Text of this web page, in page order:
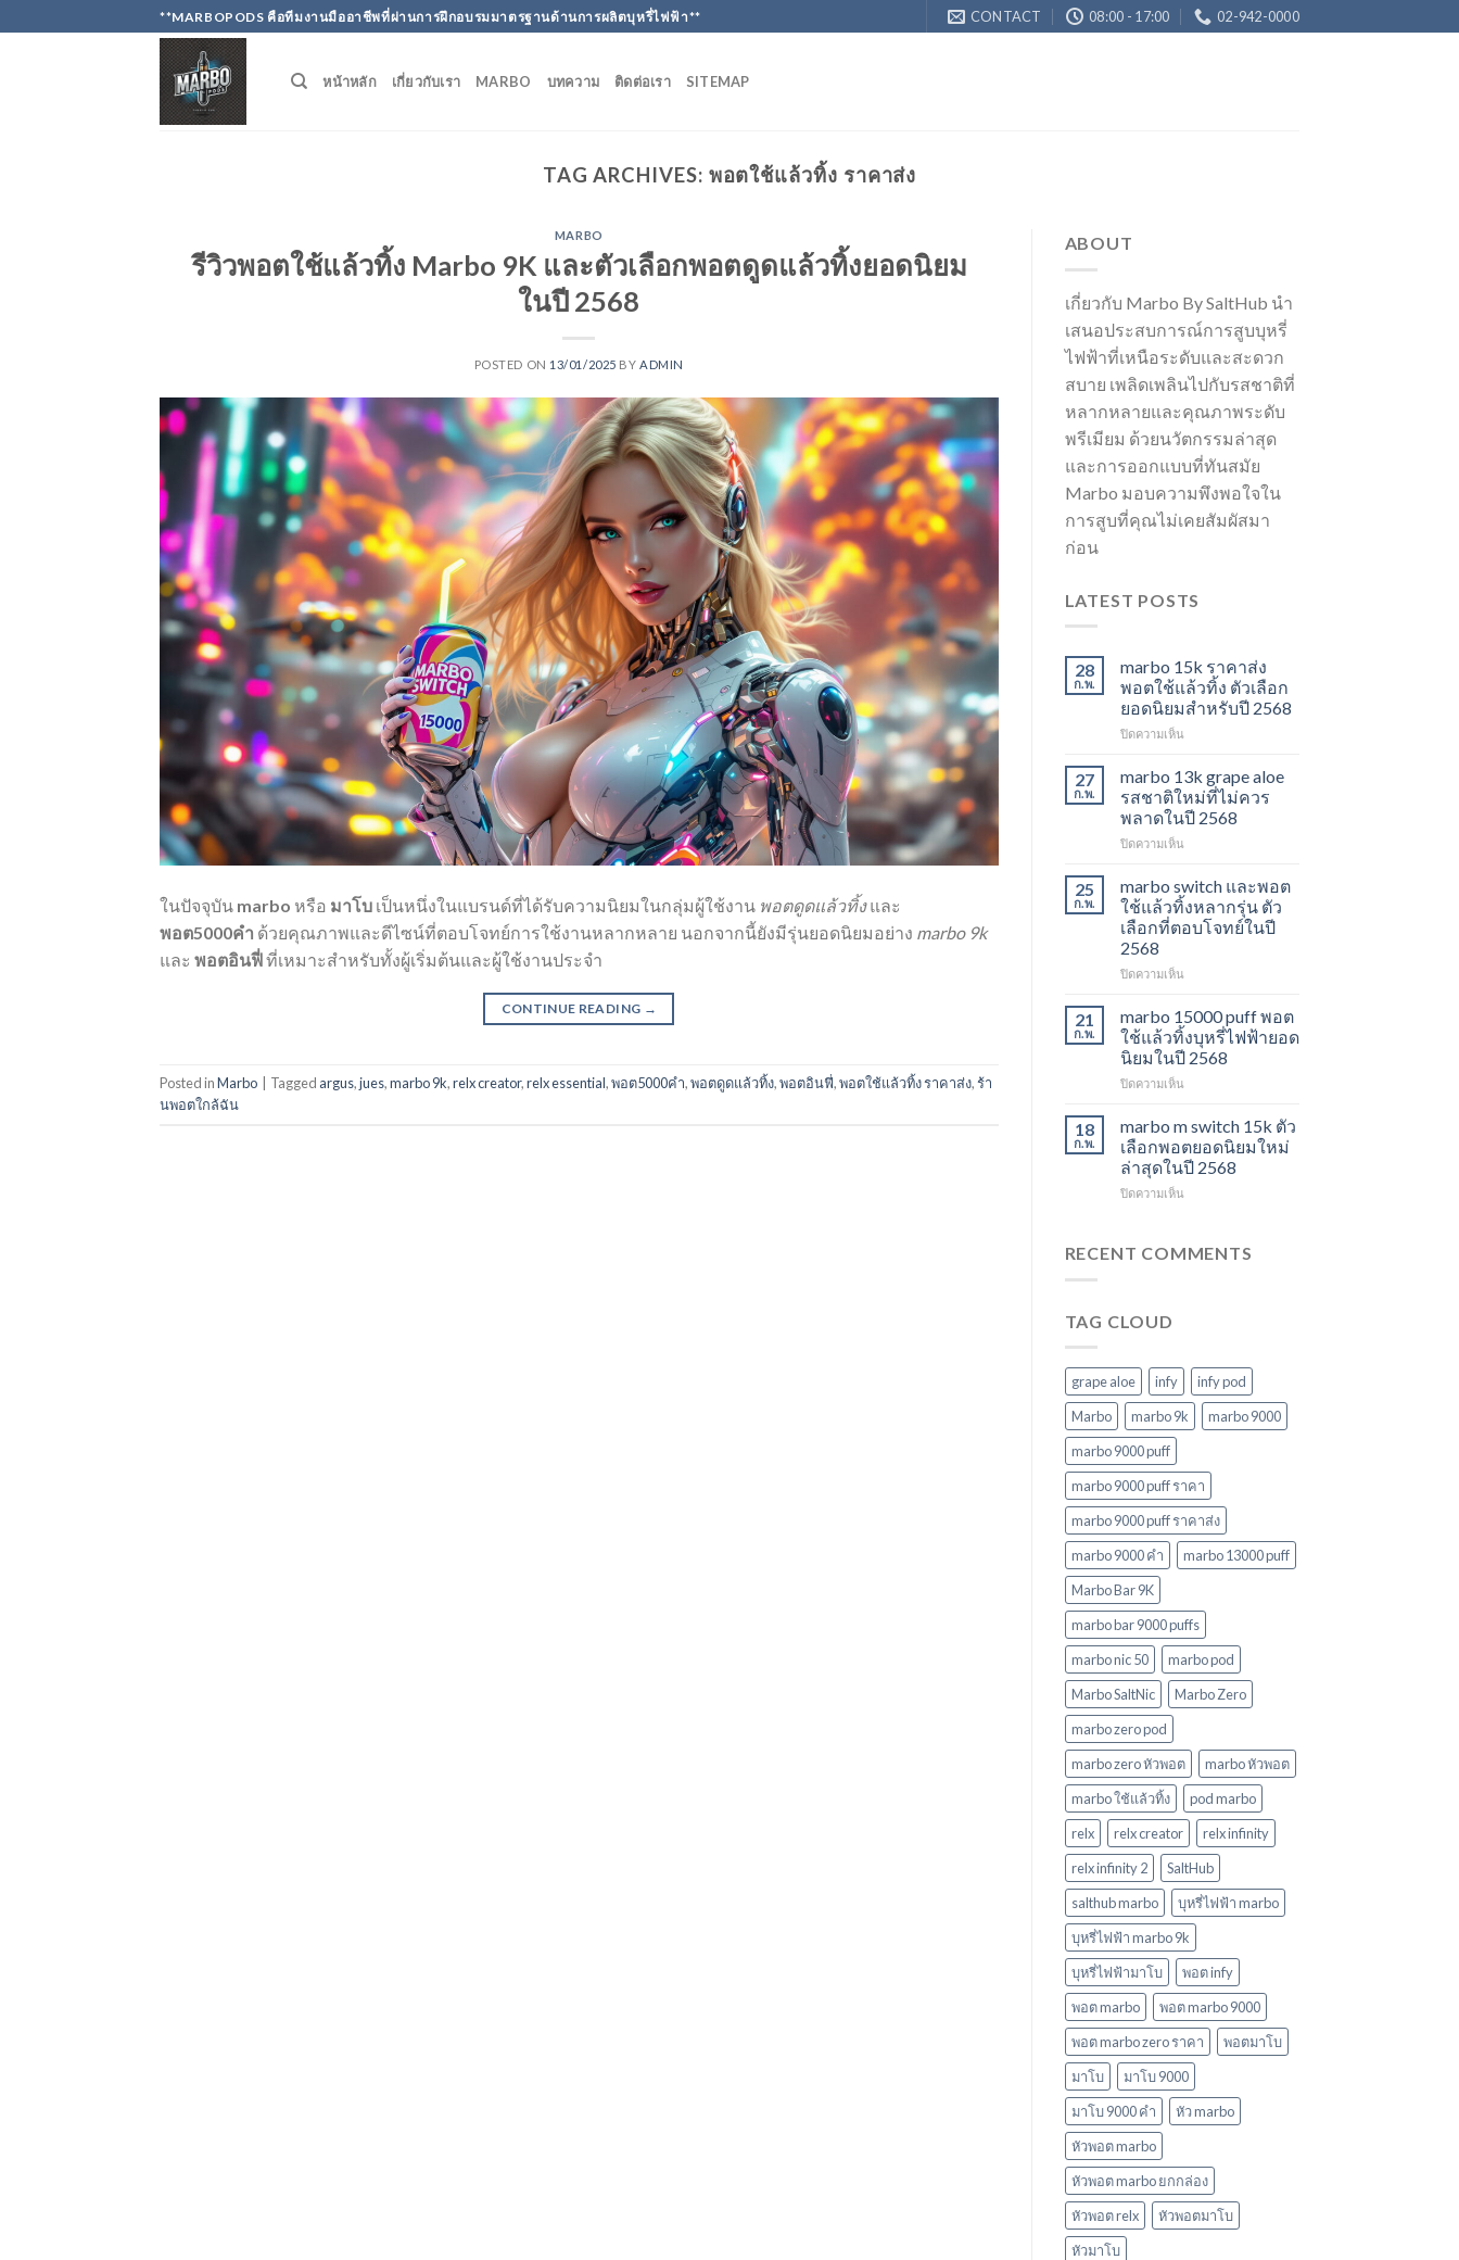
to
**MARBOPODS คือทีมงานมืออาชีพที่ผ่านการฝึกอบรมมาตรฐานด้านการผลิตบุหรี่ไฟฟ้า** CONTACT 08:00 - 17:00 02-942-0000
หน้าหลัก เกี่ยวกับเรา MARBO บทความ ติดต่อเรา SITEMAP
TAG ARCHIVES: พอตใช้แล้วทิ้ง ราคาส่ง
MARBO
รีวิวพอตใช้แล้วทิ้ง Marbo 9K และตัวเลือกพอตดูดแล้วทิ้งยอดนิยม
ในปี 2568
POSTED ON 13/01/2025 BYADMIN
ในปัจจุบัน marbo หรือ มาโบ เป็นหนึ่งในแบรนด์ที่ได้รับความนิยมในกลุ่มผู้ใช้งาน พอตดูดแล้วทิ้งและ
พอต5000คํา ด้วยคุณภาพและดีไซน์ที่ตอบโจทย์การใช้งานหลากหลาย นอกจากนี้ยังมีรุ่นยอดนิยมอย่าง marbo 9k
และ พอตอินฟี่ที่เหมาะสำหรับทั้งผู้เริ่มต้นและผู้ใช้งานประจำ
CONTINUE READING →
Posted inMarbo Tagged argus,jues,marbo 9k,relx creator,relx essential,พอต5000คํา,พอตดูดแล้วทิ้ง,พอตอินฟี่,พอตใช้แล้วทิ้ง ราคาส่ง,ร้า
นพอตใกล้ฉัน
ABOUT
เกี่ยวกับ Marbo By SaltHub นำ
เสนอประสบการณ์การสูบบุหรี่
ไฟฟ้าที่เหนือระดับและสะดวก
สบาย เพลิดเพลินไปกับรสชาติที่
หลากหลายและคุณภาพระดับ
พรีเมียม ด้วยนวัตกรรมล่าสุด
และการออกแบบที่ทันสมัย
Marbo มอบความพึงพอใจใน
การสูบที่คุณไม่เคยสัมผัสมา
ก่อน
LATEST POSTS
28
ก.พ.
marbo 15k ราคาส่ง
พอตใช้แล้วทิ้ง ตัวเลือก
ยอดนิยมสำหรับปี 2568
ปิดความเห็นบน
15k
ราคา
ส่ง
พอต
ใช้
ทิ้ง
ตัว
เลือก
ยอด
สำหรับ
2568
27
ก.พ.
marbo 13k grape aloe
รสชาติใหม่ที่ไม่ควร
พลาดในปี 2568
ปิดความเห็นบน
13k
grape
aloe
รสชาติ
ควร
พลาด
ในปี
2568
25
ก.พ.
marbo switch และพอต
ใช้แล้วทิ้งหลากรุ่น ตัว
เลือกที่ตอบโจทย์ในปี
2568
ปิดความเห็นบน
switch
และ
พอต
ใช้
แล้ว
ตัว
เลือก
ที่
ในปี
21
ก.พ.
marbo 15000 puff พอต
ใช้แล้วทิ้งบุหรี่ไฟฟ้ายอด
นิยมในปี 2568
ปิดความเห็นบน
15000
พอต
ใช้
แล้ว
ไฟฟ้า
18
ก.พ.
marbo m switch 15k ตัว
เลือกพอตยอดนิยมใหม่
ล่าสุดในปี 2568
ปิดความเห็นบน
switch
นิยม
ใหม่
ล่าสุด
ในปี
RECENT COMMENTS
TAG CLOUD
grape aloe infy
infy pod
Marbo
marbo 9k
marbo 9000
marbo 9000 puff
marbo 9000 puff ราคา
marbo 9000 puff ราคาส่ง
marbo 9000 คํา
marbo 13000 puff
Marbo Bar 9K
marbo bar 9000 puffs
marbo nic 50
marbo pod
Marbo SaltNic
Marbo Zero
marbo zero pod
marbo zero หัวพอต
marbo หัวพอต
marbo ใช้แล้วทิ้ง
pod marbo
relx
relx creator
relx infinity
relx infinity 2
SaltHub
salthub marbo
บุหรี่ไฟฟ้า marbo
บุหรี่ไฟฟ้า marbo 9k
บุหรี่ไฟฟ้ามาโบ
พอต infy
พอต marbo
พอต marbo 9000
พอต marbo zero ราคา
พอตมาโบ
มาโบ
มาโบ 9000
มาโบ 9000 คํา
หัว marbo
หัวพอต marbo
หัวพอต marbo ยกกล่อง
หัวพอต relx
หัวพอตมาโบ
หัวมาโบ